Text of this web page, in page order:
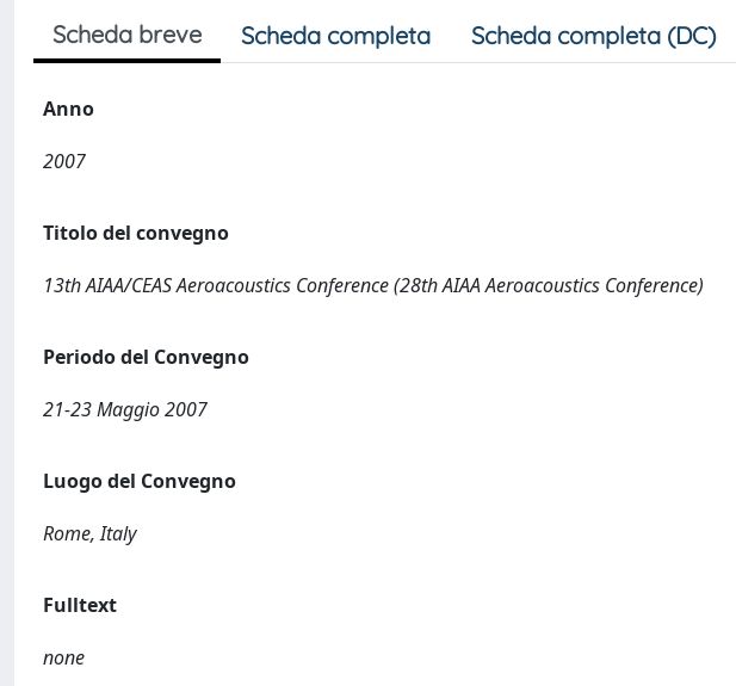
Scheda breve Scheda completa Scheda completa (DC)
Anno
2007
Titolo del convegno
13th AIAA/CEAS Aeroacoustics Conference (28th AIAA Aeroacoustics Conference)
Periodo del Convegno
21-23 Maggio 2007
Luogo del Convegno
Rome, Italy
Fulltext
none